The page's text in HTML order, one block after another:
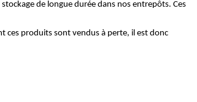
de longue durée dans nos entrepôts. Ces
ces produits sont vendus à perte, il est donc